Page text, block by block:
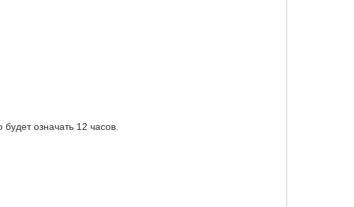
означать 12 часов.